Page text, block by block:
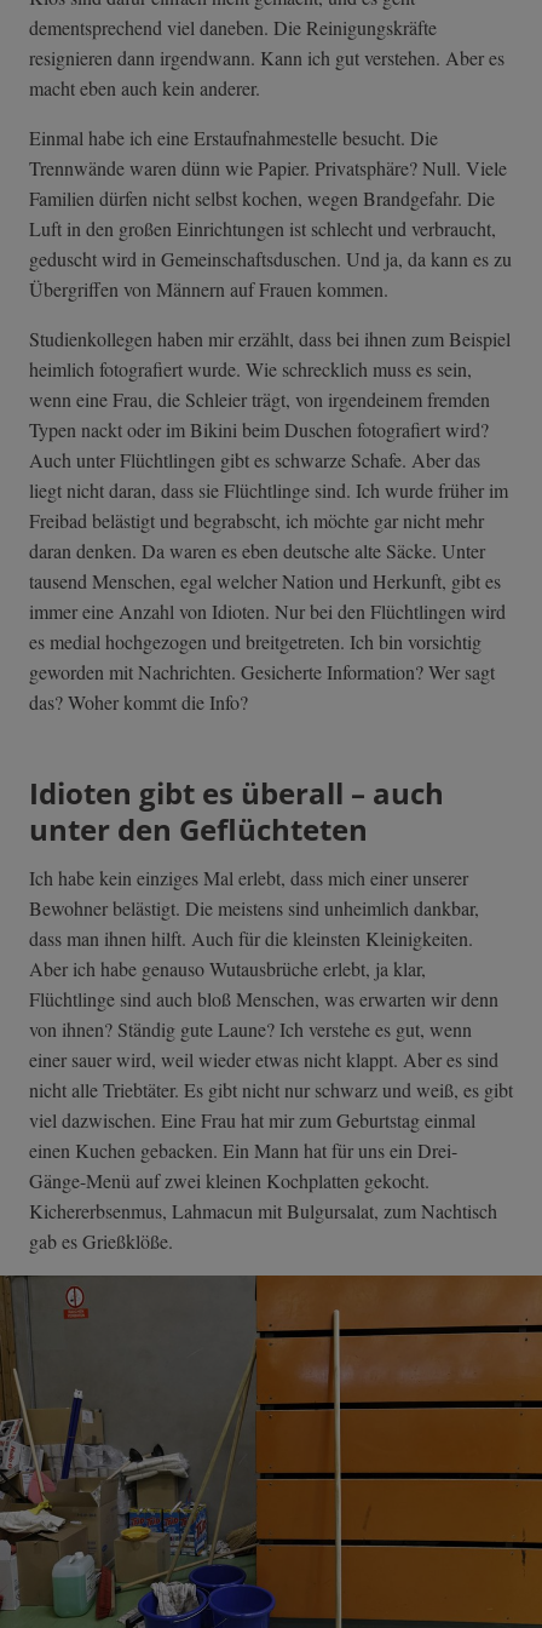
dementsprechend viel daneben. Die Reinigungskräfte
resignieren dann irgendwann. Kann ich gut verstehen. Aber es
macht eben auch kein anderer.
Einmal habe ich eine Erstaufnahmestelle besucht. Die
Trennwände waren dünn wie Papier. Privatsphäre? Null. Viele
Familien dürfen nicht selbst kochen, wegen Brandgefahr. Die
Luft in den großen Einrichtungen ist schlecht und verbraucht,
geduscht wird in Gemeinschaftsduschen. Und ja, da kann es zu
Übergriffen von Männern auf Frauen kommen.
Studienkollegen haben mir erzählt, dass bei ihnen zum Beispiel
heimlich fotografiert wurde. Wie schrecklich muss es sein,
wenn eine Frau, die Schleier trägt, von irgendeinem fremden
Typen nackt oder im Bikini beim Duschen fotografiert wird?
Auch unter Flüchtlingen gibt es schwarze Schafe. Aber das
liegt nicht daran, dass sie Flüchtlinge sind. Ich wurde früher im
Freibad belästigt und begrabscht, ich möchte gar nicht mehr
daran denken. Da waren es eben deutsche alte Säcke. Unter
tausend Menschen, egal welcher Nation und Herkunft, gibt es
immer eine Anzahl von Idioten. Nur bei den Flüchtlingen wird
es medial hochgezogen und breitgetreten. Ich bin vorsichtig
geworden mit Nachrichten. Gesicherte Information? Wer sagt
das? Woher kommt die Info?
Idioten gibt es überall – auch
unter den Geflüchteten
Ich habe kein einziges Mal erlebt, dass mich einer unserer
Bewohner belästigt. Die meistens sind unheimlich dankbar,
dass man ihnen hilft. Auch für die kleinsten Kleinigkeiten.
Aber ich habe genauso Wutausbrüche erlebt, ja klar,
Flüchtlinge sind auch bloß Menschen, was erwarten wir denn
von ihnen? Ständig gute Laune? Ich verstehe es gut, wenn
einer sauer wird, weil wieder etwas nicht klappt. Aber es sind
nicht alle Triebtäter. Es gibt nicht nur schwarz und weiß, es gibt
viel dazwischen. Eine Frau hat mir zum Geburtstag einmal
einen Kuchen gebacken. Ein Mann hat für uns ein Drei-
Gänge-Menü auf zwei kleinen Kochplatten gekocht.
Kichererbsenmus, Lahmacun mit Bulgursalat, zum Nachtisch
gab es Grießklöße.